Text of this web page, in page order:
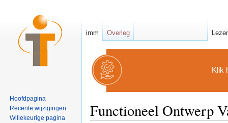
Klik
Functioneel Ontwerp
imm Overleg
Hoofdpagina
Recente wijzigingen
Willekeurige pagina